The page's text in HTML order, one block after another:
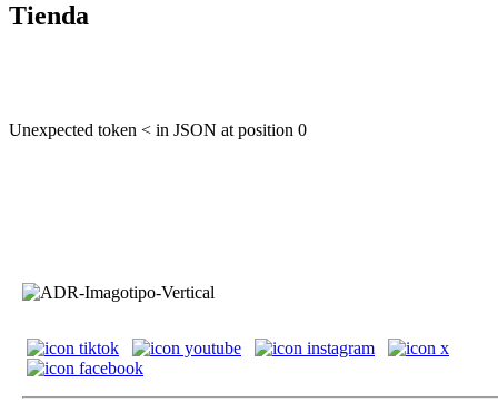
Tienda
Unexpected token < in JSON at position 0